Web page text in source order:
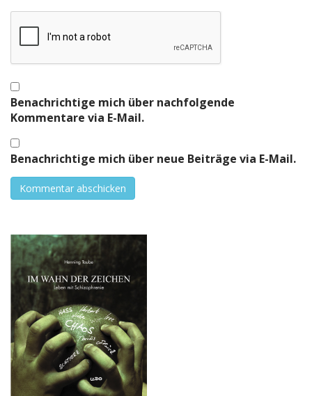
Benachrichtige mich über nachfolgende
Kommentare via E-Mail.
Benachrichtige mich über neue Beiträge via E-Mail.